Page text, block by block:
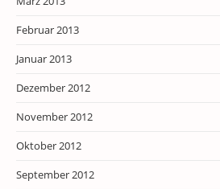
Februar 2013
Januar 2013
Dezember 2012
November 2012
Oktober 2012
September 2012